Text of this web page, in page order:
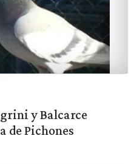
y Balcarce
de Pichones